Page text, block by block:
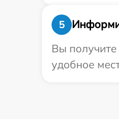
5
Вы
удобное